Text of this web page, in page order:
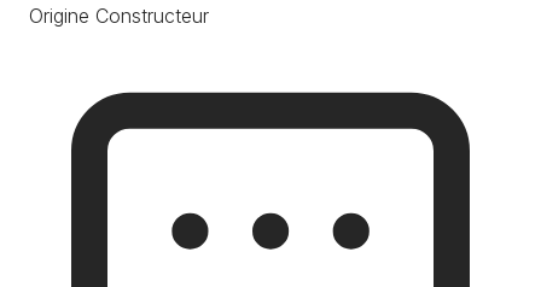
Origine Constructeur